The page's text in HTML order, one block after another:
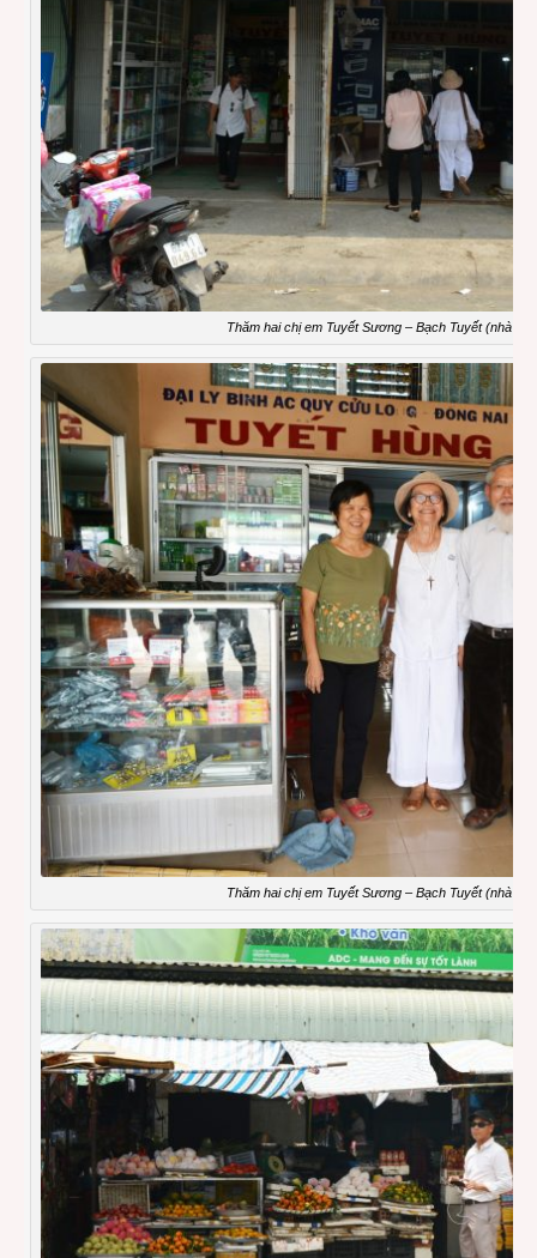
Thăm hai chị em Tuyết Sương – Bạch Tuyết (nhà
Thăm hai chị em Tuyết Sương – Bạch Tuyết (nhà